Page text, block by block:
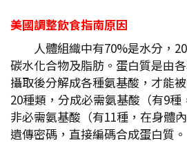
美國調整飲食指南原因
人體組織中有70%是水分，
碳水化合物及脂肪。蛋白質是由
攝取後分解成各種氨基酸，才能
20種類，分成必需氨基酸（有9
非必需氨基酸（有11種，在身體
遺傳密碼，直接編碼合成蛋白質。